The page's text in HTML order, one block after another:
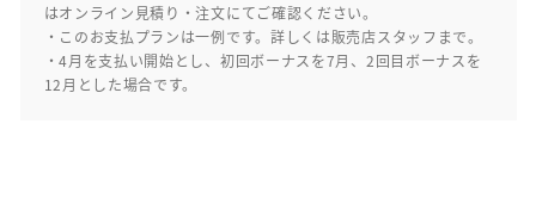
はオンライン見積り・注文にてご確認ください。
・このお支払プランは一例です。詳しくは販売店スタッフまで。
・4月を支払い開始とし、初回ボーナスを7月、2回目ボーナスを
12月とした場合です。